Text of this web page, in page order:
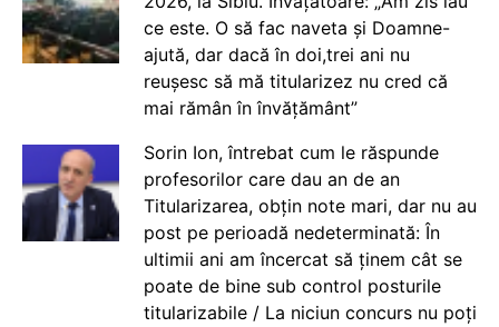
ce este. O să fac naveta și Doamne-
ajută, dar dacă în doi,trei ani nu
reușesc să mă titularizez nu cred că
mai rămân în învățământ”
Sorin Ion, întrebat cum le răspunde
profesorilor care dau an de an
Titularizarea, obțin note mari, dar nu au
post pe perioadă nedeterminată: În
ultimii ani am încercat să ținem cât se
poate de bine sub control posturile
titularizabile / La niciun concurs nu poți